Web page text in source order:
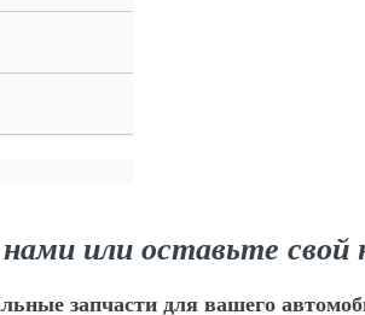
или оставьте свой
запчасти для вашего